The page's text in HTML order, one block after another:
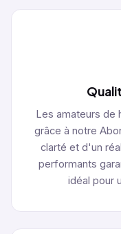
Les amateurs de
grâce à notre
clarté et d'un
performants
idéal pour